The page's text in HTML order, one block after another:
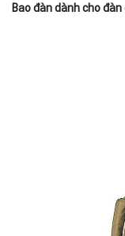
Bao đàn dành cho